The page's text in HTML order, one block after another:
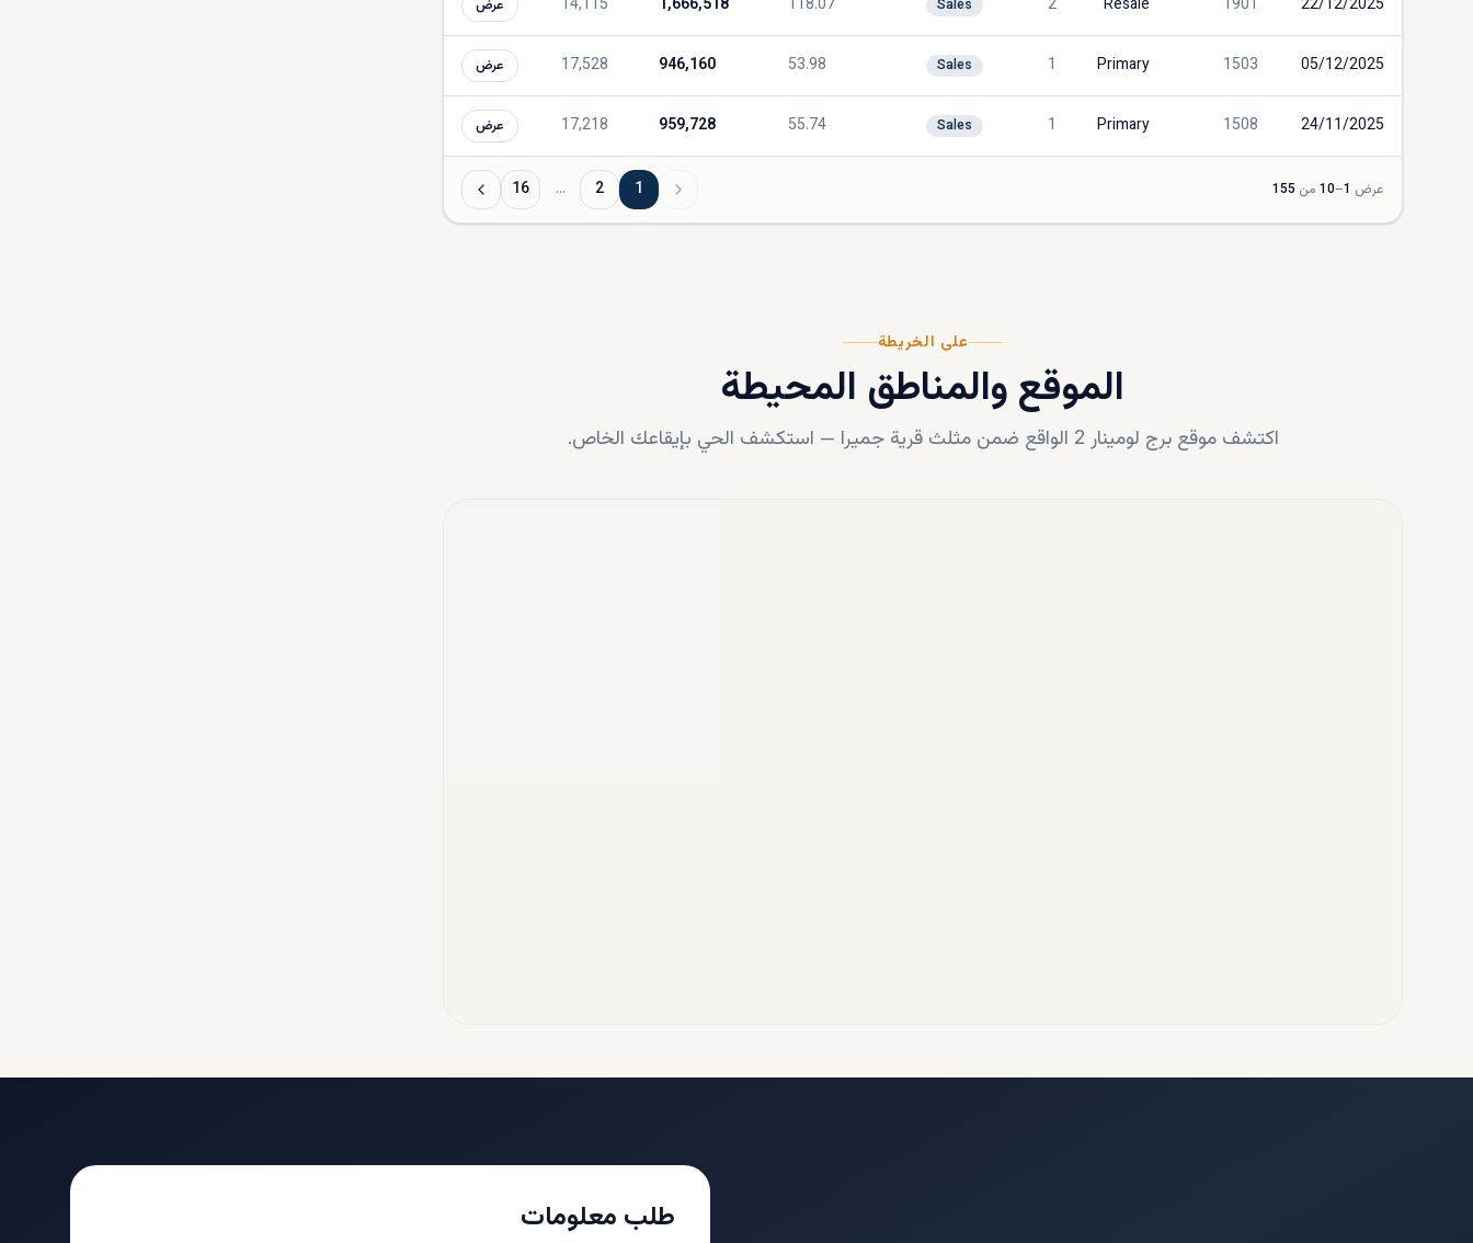
22/12/2025
1901
Resale
2
Sales
118.07
1,666,518
14,115 عرض
05/12/2025
1503
Primary
1
Sales
53.98
946,160
17,528 عرض
24/11/2025
1508
Primary
1
Sales
55.74
959,728
17,218 عرض
عرض 1
–
10 من 155
1
2
…
16
على الخريطة
الموقع والمناطق المحيطة
اكتشف موقع برج لومينار 2 الواقع ضمن مثلث قرية جميرا — استكشف الحي بإيقاعك الخاص.
طلب معلومات